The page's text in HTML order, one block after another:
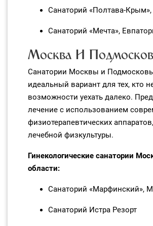
Санаторий
Санаторий «Мечта»,
Москва И
Санатории Москвы и
идеальный вариант для тех, кто
возможности уехать далеко.
лечение с использованием
физиотерапевтических
лечебной физкультуры.
Гинекологические санатории
области:
Санаторий «Марфинский»,
Санаторий Истра Резорт